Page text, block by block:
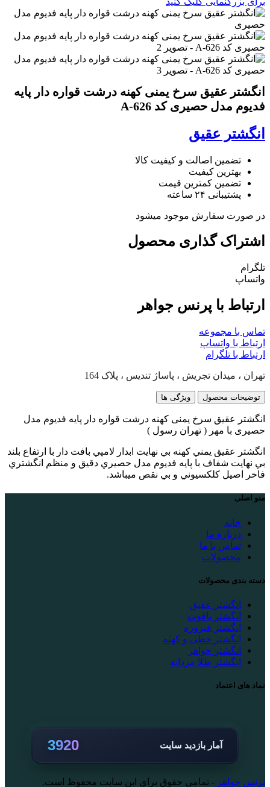
انگشتر عقیق سرخ یمنی کهنه درشت قواره دار پایه
فدیوم مدل حصیری کد A-626
انگشتر عقیق
تضمین اصالت و کیفیت کالا
بهترین کیفیت
تضمین کمترین قیمت
پشتیبانی ۲۴ ساعته
در صورت سفارش موجود میشود
اشتراک گذاری محصول
تلگرام
واتساپ
ارتباط با پرنس جواهر
تماس با مجموعه
ارتباط با واتساپ
ارتباط با تلگرام
تهران ، میدان تجریش ، پاساژ تندیس ، پلاک 164
توضیحات محصول ویژگی ها
انگشتر عقیق سرخ یمنی کهنه درشت قواره دار پایه فدیوم مدل
حصیری با مهر ( تهران رسول )
انگشتر عقيق يمني كهنه بي نهايت ابدار لامپي بافت دار با ارتفاع بلند
بي نهايت شفاف با پايه فديوم مدل حصيري دقيق و منظم انگشتري
فاخر اصيل كلكسيوني و بي نقص ميباشد.
منو اصلی
خانه
درباره ما
تماس با ما
محصولات
دسته بندی محصولات
انگشتر عقیق
انگشتر یاقوت
انگشتر فیروزه
انگشتر خطی و کهنه
انگشتر جواهر
انگشتر طلا مردانه
نماد های اعتماد
آمار بازدید سایت 3920
پرنس جواهر - تمامی حقوق برای این سایت محفوظ است.